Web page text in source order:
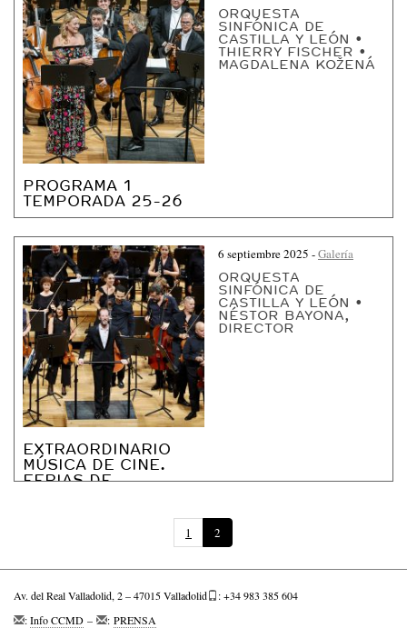
C
O
N
T
E
N
I
D
O
S
M
U
L
T
M
E
D
PROGRAMA 1
TEMPORADA 25-26
ORQUESTA
SINFÓNICA DE
CASTILLA Y LEÓN •
THIERRY FISCHER •
MAGDALENA KOŽENÁ
EXTRAORDINARIO
MÚSICA DE CINE.
FERIAS DE
6 septiembre 2025 -Galería
ORQUESTA
SINFÓNICA DE
CASTILLA Y LEÓN •
NÉSTOR BAYONA,
DIRECTOR
1 2
P
i
Av. del Real Valladolid, 2 – 47015 Valladolid
: +34 983 385 604
:Info CCMD – : PRENSA